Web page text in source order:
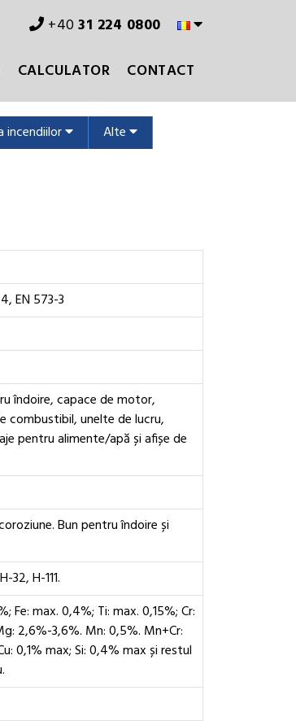
+4031 224 0800
CALCULATOR CONTACT
incendiilor Alte
EN 573-3
îndoire, capace de motor,
combustibil, unelte de lucru,
pentru alimente/apă și afișe de
Bun pentru îndoire și
32, H-111.
Fe: max. 0,4%; Ti: max. 0,15%; Cr:
2,6%-3,6%. Mn: 0,5%. Mn+Cr:
0,1% max; Si: 0,4% max și restul